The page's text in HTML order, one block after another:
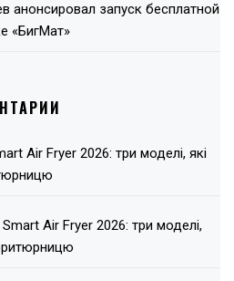
анонсировал запуск бесплатной
«БигМат»
Air Fryer 2026: три моделі, які
Air Fryer 2026: три моделі,